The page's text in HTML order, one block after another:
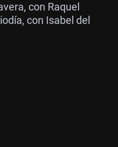
con Raquel
con Isabel del